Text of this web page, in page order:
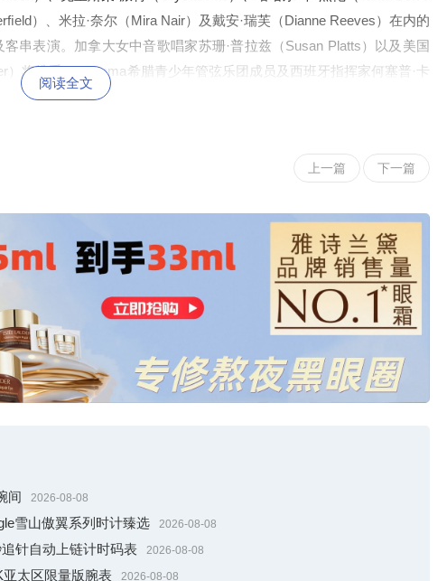
）、米拉·奈尔（Mira Nair）及戴安·瑞芙（Dianne Reeves）在内的
串表演。加拿大女中音歌唱家苏珊·普拉兹（Susan Platts）以及美国
）将携手El Sistema希腊青少年管弦乐团成员及西班牙指挥家何塞普·卡
场演出中献上精彩合奏。典礼结束后，灯塔晚宴开始前，门生与嘉宾将
》的露天首演。秘鲁作曲家宝芝·佐佐木（Pauchi Sasaki）将携手C
金会文化中心的舞蹈喷泉水道（Dancing Fountains at the Canal）联
阅读全文
上一篇 下一篇
间 2026-08-08
雪山傲翼系列时计臻选 2026-08-08
针自动上链计时码表 2026-08-08
太区限量版腕表 2026-08-08